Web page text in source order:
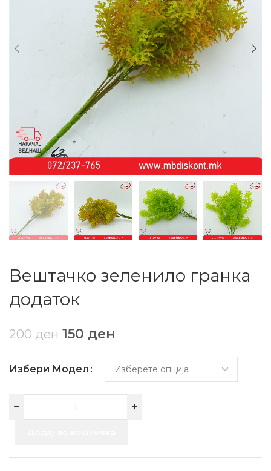
Вештачко зеленило гранка
додаток
200ден 150 ден
Избери Модел